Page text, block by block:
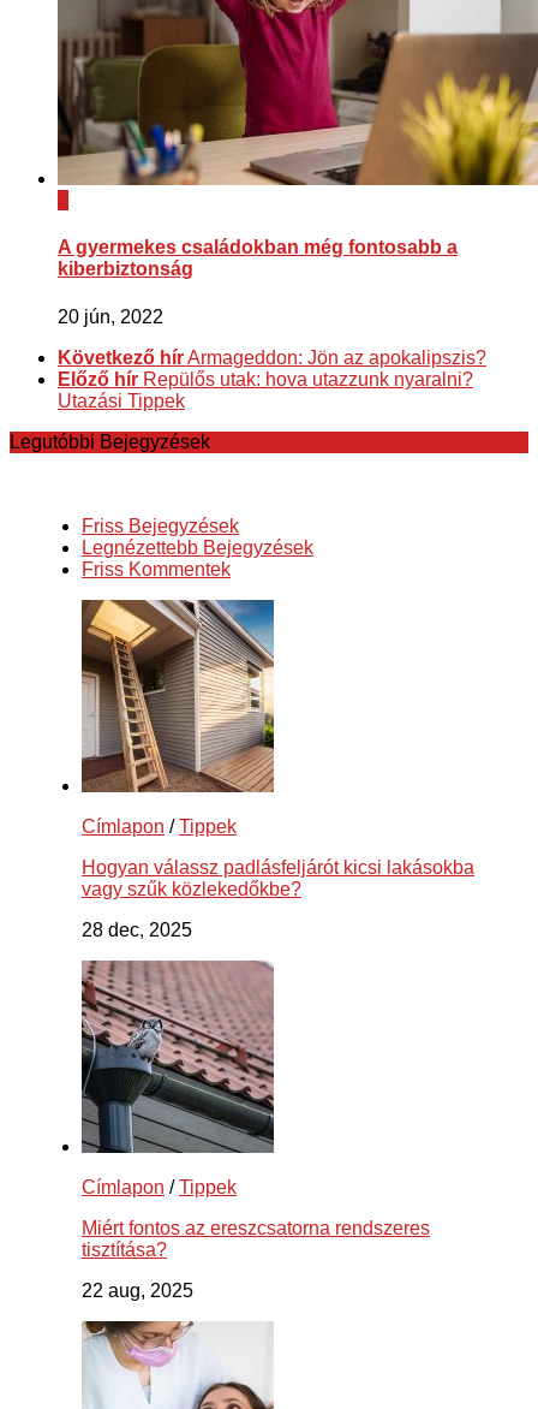
A gyermekes családokban még fontosabb a
kiberbiztonság
20 jún, 2022
Következő hírArmageddon: Jön az apokalipszis?
Előző hír Repülős utak: hova utazzunk nyaralni?
Utazási Tippek
Legutóbbi Bejegyzések
Friss Bejegyzések
Legnézettebb Bejegyzések
Friss Kommentek
Címlapon /Tippek
Hogyan válassz padlásfeljárót kicsi lakásokba
vagy szűk közlekedőkbe?
28 dec, 2025
Címlapon /Tippek
Miért fontos az ereszcsatorna rendszeres
tisztítása?
22 aug, 2025